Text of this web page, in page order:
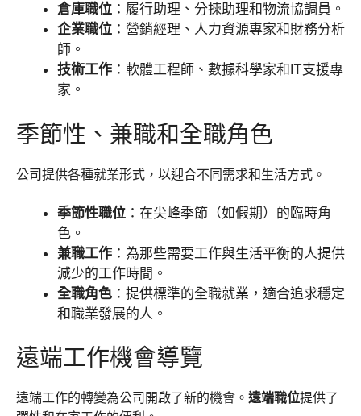
倉庫職位 ：履行助理、分揀助理和物流協調員。
企業職位 ：營銷經理、人力資源專家和財務分析
師。
技術工作 ：軟體工程師、數據科學家和IT支援專
家。
季節性、兼職和全職角色
公司提供各種就業形式，以迎合不同需求和生活方式。
季節性職位 ：在尖峰季節（如假期）的臨時角
色。
兼職工作 ：為那些需要工作與生活平衡的人提供
減少的工作時間。
全職角色 ：提供標準的全職就業，適合追求穩定
和職業發展的人。
遠端工作機會導覽
遠端工作的轉變為公司開啟了新的機會。 遠端職位提供了